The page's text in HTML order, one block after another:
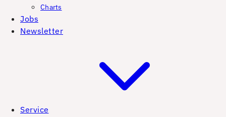
Charts
Jobs
Newsletter
Service